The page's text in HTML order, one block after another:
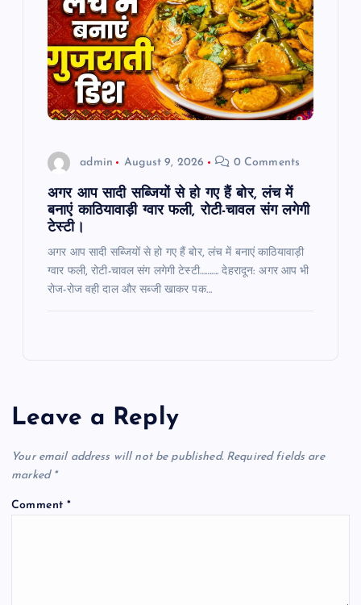
admin August 9, 2026 0 Comments
अगर आप सादी सब्जियों से हो गए हैं बोर, लंच में
बनाएं काठियावाड़ी ग्वार फली, रोटी-चावल संग लगेगी
टेस्टी।
अगर आप सादी सब्जियों से हो गए हैं बोर, लंच में बनाएं काठियावाड़ी
ग्वार फली, रोटी-चावल संग लगेगी टेस्टी………. देहरादून: अगर आप भी
रोज-रोज वही दाल और सब्जी खाकर पक…
Leave a Reply
Your email address will not be published. Required fields are
marked *
Comment*